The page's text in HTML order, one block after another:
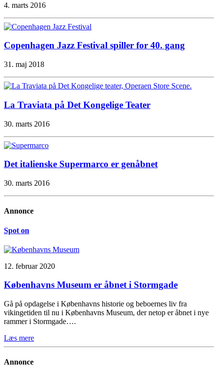
4. marts 2016
Copenhagen Jazz Festival spiller for 40. gang
31. maj 2018
La Traviata på Det Kongelige Teater
30. marts 2016
Det italienske Supermarco er genåbnet
30. marts 2016
Annonce
Spot on
12. februar 2020
Københavns Museum er åbnet i Stormgade
Gå på opdagelse i Københavns historie og beboernes liv fra
vikingetiden til nu i Københavns Museum, der netop er åbnet i nye
rammer i Stormgade….
Læs mere
Annonce